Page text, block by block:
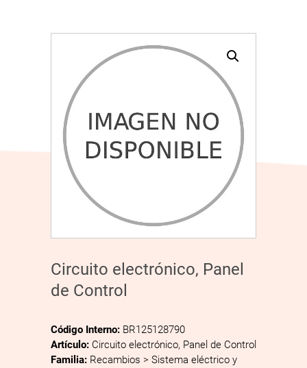
Circuito electrónico, Panel
de Control
Código Interno: BR125128790
Artículo: Circuito electrónico, Panel de Control
Familia: Recambios > Sistema eléctrico y